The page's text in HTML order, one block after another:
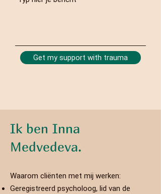
Get my support with trauma
Ik ben Inna
Medvedeva.
Waarom cliënten met mij werken:
Geregistreerd psycholoog, lid van de